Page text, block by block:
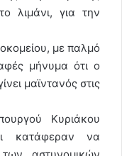
λιμάνι, για την
με παλμό
μήνυμα ότι ο
μαϊντανός στις
Κυριάκου
κατάφεραν να